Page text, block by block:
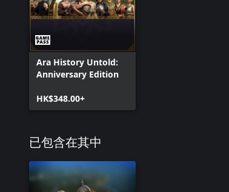
Ara History Untold:
Anniversary Edition
HK$348.00+
已包含在其中